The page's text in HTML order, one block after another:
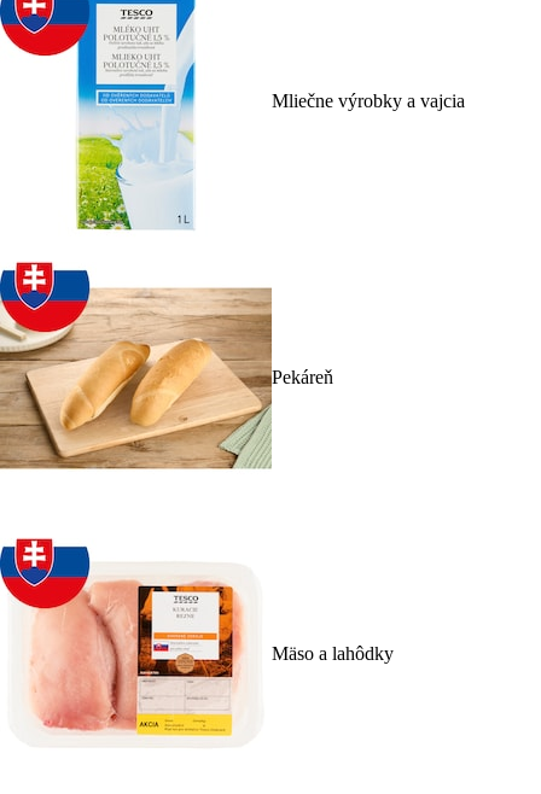
Mliečne výrobky a vajcia
Pekáreň
Mäso a lahôdky